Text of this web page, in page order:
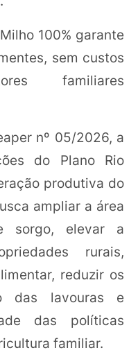
100% garante
sem custos
familiares
nº 05/2026, a
do Plano Rio
produtiva do
ampliar a área
sorgo, elevar a
rurais,
reduzir os
das lavouras e
das políticas
familiar.